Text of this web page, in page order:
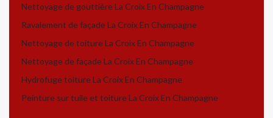
Nettoyage de gouttière La Croix En Champagne
Ravalement de façade La Croix En Champagne
Nettoyage de toiture La Croix En Champagne
Nettoyage de façade La Croix En Champagne
Hydrofuge toiture La Croix En Champagne
Peinture sur tuile et toiture La Croix En Champagne